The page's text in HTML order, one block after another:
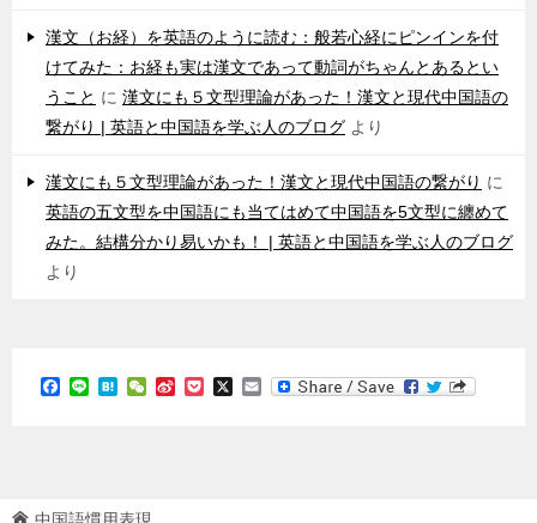
漢文（お経）を英語のように読む：般若心経にピンインを付
けてみた：お経も実は漢文であって動詞がちゃんとあるとい
うこと に 漢文にも５文型理論があった！漢文と現代中国語の
繋がり | 英語と中国語を学ぶ人のブログ より
漢文にも５文型理論があった！漢文と現代中国語の繋がり に
英語の五文型を中国語にも当てはめて中国語を5文型に纏めて
みた。結構分かり易いかも！ | 英語と中国語を学ぶ人のブログ
より
F
L
H
W
S
P
X
E